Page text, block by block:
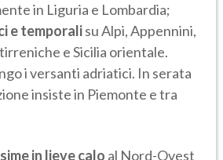
in Liguria e Lombardia;
e temporalisu Alpi, Appennini,
e Sicilia orientale.
i versanti adriatici. In serata
insiste in Piemonte e tra
in lieve calo al Nord-Ovest